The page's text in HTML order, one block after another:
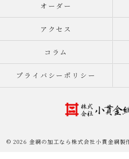
オーダー
アクセス
コラム
プライバシーポリシー
© 2026 金網の加工なら株式会社小貫金網